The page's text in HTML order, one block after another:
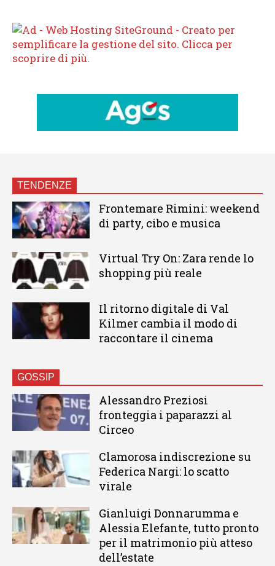
TENDENZE
Frontemare Rimini: weekend
di party, cibo e musica
Virtual Try On: Zara rende lo
shopping più reale
Il ritorno digitale di Val
Kilmer cambia il modo di
raccontare il cinema
GOSSIP
Alessandro Preziosi
fronteggia i paparazzi al
Circeo
Clamorosa indiscrezione su
Federica Nargi: lo scatto
virale
Gianluigi Donnarumma e
Alessia Elefante, tutto pronto
per il matrimonio più atteso
dell’estate